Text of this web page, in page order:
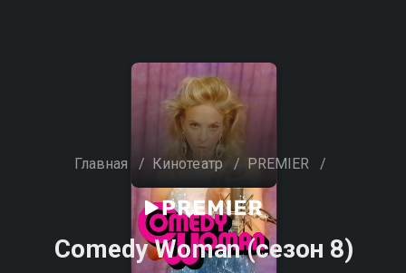
Главная / Кинотеатр / PREMIER /
Comedy Woman (сезон 8)